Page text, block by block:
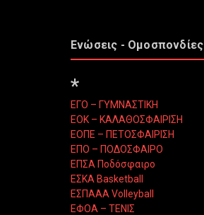
Ενώσεις - Ομοσπονδίες
*
ΕΓΟ – ΓΥΜΝΑΣΤΙΚΗ
ΕΟΚ – ΚΑΛΑΘΟΣΦΑΙΡΙΣΗ
ΕΟΠΕ – ΠΕΤΟΣΦΑΙΡΙΣΗ
ΕΠΟ – ΠΟΔΟΣΦΑΙΡΟ
ΕΠΣΑ Ποδόσφαιρο
ΕΣΚΑ Basketball
ΕΣΠΑΑΑ Volleyball
ΕΦΟΑ – ΤΕΝΙΣ